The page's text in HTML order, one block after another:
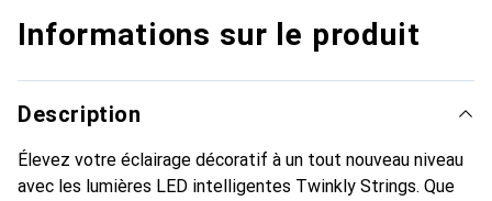
Informations sur le produit
Description
Élevez votre éclairage décoratif à un tout nouveau niveau
avec les lumières LED intelligentes Twinkly Strings. Que